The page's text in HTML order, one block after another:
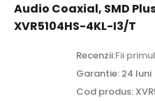
Audio Coaxial, SMD
XVR5104HS-4KL-I3/T
Recenzii:Fii
Garantie: 24 luni
Cod produs: